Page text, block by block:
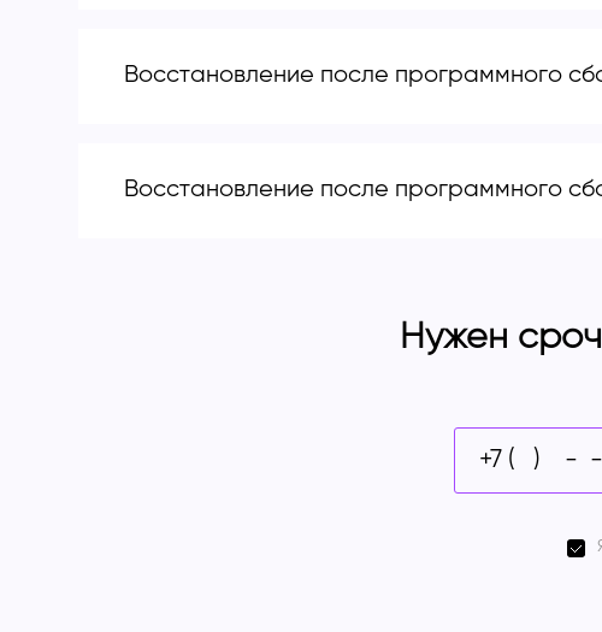
Восстановление после программного
Восстановление после программного
Нужен